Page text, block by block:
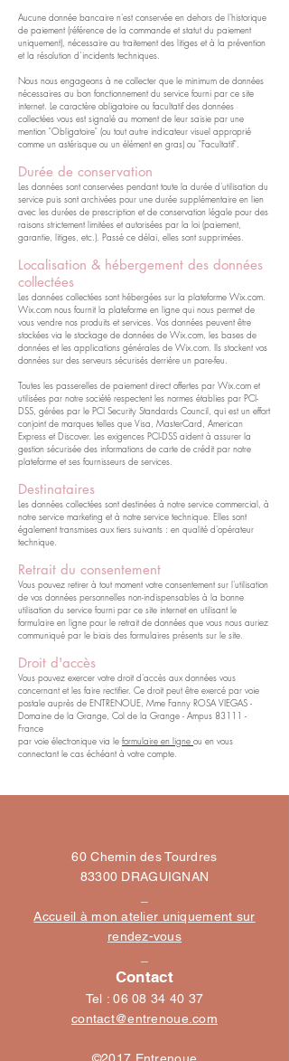
Aucune donnée bancaire n'est conservée en dehors de l'historique
de paiement (référence de la commande et statut du paiement
uniquement), nécessaire au traitement des litiges et à la prévention
et la résolution d’incidents techniques.
Nous nous engageons à ne collecter que le minimum de données
nécessaires au bon fonctionnement du service fourni par ce site
internet. Le caractère obligatoire ou facultatif des données
collectées vous est signalé au moment de leur saisie par une
mention "Obligatoire" (ou tout autre indicateur visuel approprié
comme un astérisque ou un élément en gras) ou "Facultatif".
Durée de conservation
Les données sont conservées pendant toute la durée d'utilisation du
service puis sont archivées pour une durée supplémentaire en lien
avec les durées de prescription et de conservation légale pour des
raisons strictement limitées et autorisées par la loi (paiement,
garantie, litiges, etc.). Passé ce délai, elles sont supprimées.
Localisation & hébergement des données
collectées
Les données collectées sont hébergées sur la plateforme Wix.com.
Wix.com nous fournit la plateforme en ligne qui nous permet de
vous vendre nos produits et services. Vos données peuvent être
stockées via le stockage de données de Wix.com, les bases de
données et les applications générales de Wix.com. Ils stockent vos
données sur des serveurs sécurisés derrière un pare-feu.
Toutes les passerelles de paiement direct offertes par Wix.com et
utilisées par notre société respectent les normes établies par PCI-
DSS, gérées par le PCI Security Standards Council, qui est un effort
conjoint de marques telles que Visa, MasterCard, American
Express et Discover. Les exigences PCI-DSS aident à assurer la
gestion sécurisée des informations de carte de crédit par notre
plateforme et ses fournisseurs de services.
Destinataires
Les données collectées sont destinées à notre service commercial, à
notre service marketing et à notre service technique. Elles sont
également transmises aux tiers suivants : en qualité d'opérateur
technique.
Retrait du consentement
Vous pouvez retirer à tout moment votre consentement sur l'utilisation
de vos données personnelles non-indispensables à la bonne
utilisation du service fourni par ce site internet en utilisant le
formulaire en ligne pour le retrait de données que vous nous auriez
communiqué par le biais des formulaires présents sur le site.
Droit d'accès
Vous pouvez exercer votre droit d'accès aux données vous
concernant et les faire rectifier. Ce droit peut être exercé par voie
postale auprès de ENTRENOUE, Mme Fanny ROSA VIEGAS -
Domaine de la Grange, Col de la Grange - Ampus 83111 -
France
par voie électronique via le formulaire en ligne ou en vous
connectant le cas échéant à votre compte.
60 Chemin des Tourdres
83300 DRAGUIGNAN
Accueil à mon atelier uniquement sur
rendez-vous
Contact
Tel :06 08 34 40 37
contact@entrenoue.com
©2017 Entrenoue